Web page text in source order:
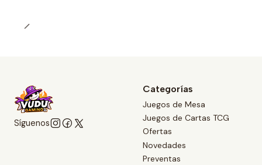
Síguenos
Categorías
Juegos de Mesa
Juegos de Cartas TCG
Ofertas
Novedades
Preventas